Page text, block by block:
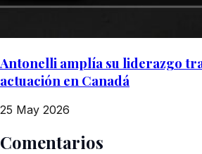
Antonelli amplía su liderazgo
actuación en Canadá
25 May 2026
Comentarios